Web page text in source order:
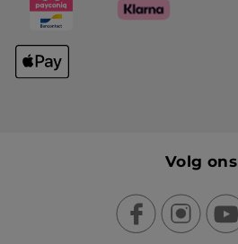
Volg ons